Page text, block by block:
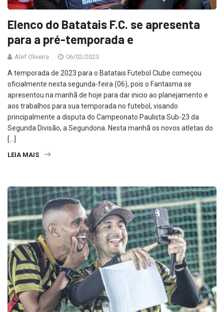
Elenco do Batatais F.C. se apresenta
para a pré-temporada e
Alef Oliveira 06/02/2023
A temporada de 2023 para o Batatais Futebol Clube começou
oficialmente nesta segunda-feira (06), pois o Fantasma se
apresentou na manhã de hoje para dar inicio ao planejamento e
aos trabalhos para sua temporada no futebol, visando
principalmente a disputa do Campeonato Paulista Sub-23 da
Segunda Divisão, a Segundona. Nesta manhã os novos atletas do
[…]
LEIA MAIS